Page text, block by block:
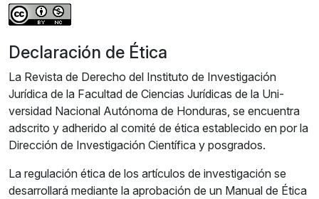
Declaración de Ética
La Revista de Derecho del Instituto de Investigación
Jurídica de la Facultad de Ciencias Jurídicas de la Uni­
versidad Nacional Autónoma de Honduras, se encuentra
adscrito y adherido al comité de ética establecido en por la
Dirección de Investigación Científica y posgrados.
La regulación ética de los artículos de investigación se
desarrollará mediante la aprobación de un Manual de Ética